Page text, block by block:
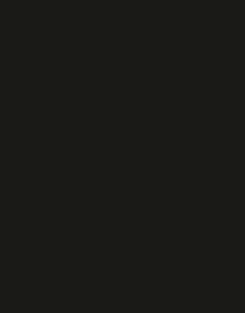
última semana, onde o
a confiança do time para iniciar
eu me senti na obrigação de
CBI. Todos sabiam que hoje
para jogar, é bem treinado, e
esse resultado. Acredito num
Não vamos aprender mais